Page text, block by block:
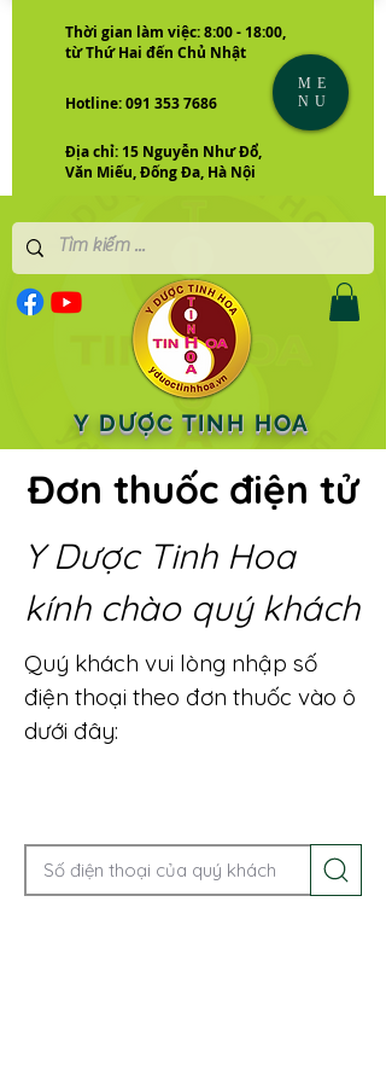
Thời gian làm việc: 8:00 - 18:00,
từ Thứ Hai đến Chủ Nhật
Hotline: 091 353 7686
Địa chỉ: 15 Nguyễn Như Đổ,
Văn Miếu, Đống Đa, Hà Nội
Y DƯỢC TINH HOA
ME
NU
Đơn thuốc điện tử
Y Dược Tinh Hoa
kính chào quý khách
Quý khách vui lòng nhập số
điện thoại theo đơn thuốc vào ô
dưới đây: